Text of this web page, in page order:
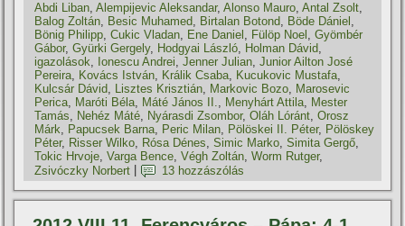
Abdi Liban,Alempijevic Aleksandar,Alonso Mauro,Antal Zsolt,
Balog Zoltán, Besic Muhamed, Birtalan Botond, Böde Dániel ,
Bönig Philipp,Cukic Vladan, Ene Daniel , Fülöp Noel ,Gyömbér
Gábor,Gyürki Gergely, Hodgyai László, Holman Dávid,
igazolások, Ionescu Andrei,Jenner Julian,Junior Ailton José
Pereira, Kovács István, Králik Csaba, Kucukovic Mustafa,
Kulcsár Dávid, Lisztes Krisztián, Markovic Bozo, Marosevic
Perica, Maróti Béla, Máté János II., Menyhárt Attila, Mester
Tamás, Nehéz Máté, Nyárasdi Zsombor,Oláh Lóránt,Orosz
Márk, Papucsek Barna, Peric Milan, Pölöskei II. Péter, Pölöskey
Péter, Risser Wilko, Rósa Dénes,Simic Marko,Simita Gergő,
Tokic Hrvoje,Varga Bence,Végh Zoltán,Worm Rutger,
Zsivóczky Norbert
13 hozzászólás